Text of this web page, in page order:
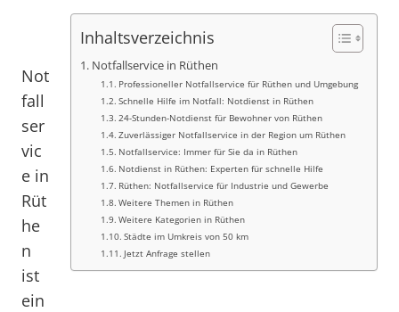
Inhaltsverzeichnis
Notfallservice in Rüthen
Professioneller Notfallservice für Rüthen und Umgebung
Schnelle Hilfe im Notfall: Notdienst in Rüthen
24-Stunden-Notdienst für Bewohner von Rüthen
Zuverlässiger Notfallservice in der Region um Rüthen
Notfallservice: Immer für Sie da in Rüthen
Notdienst in Rüthen: Experten für schnelle Hilfe
Rüthen: Notfallservice für Industrie und Gewerbe
Weitere Themen in Rüthen
Weitere Kategorien in Rüthen
Städte im Umkreis von 50 km
Jetzt Anfrage stellen
Not
fall
ser
vic
e in
Rüt
he
n
ist
ein